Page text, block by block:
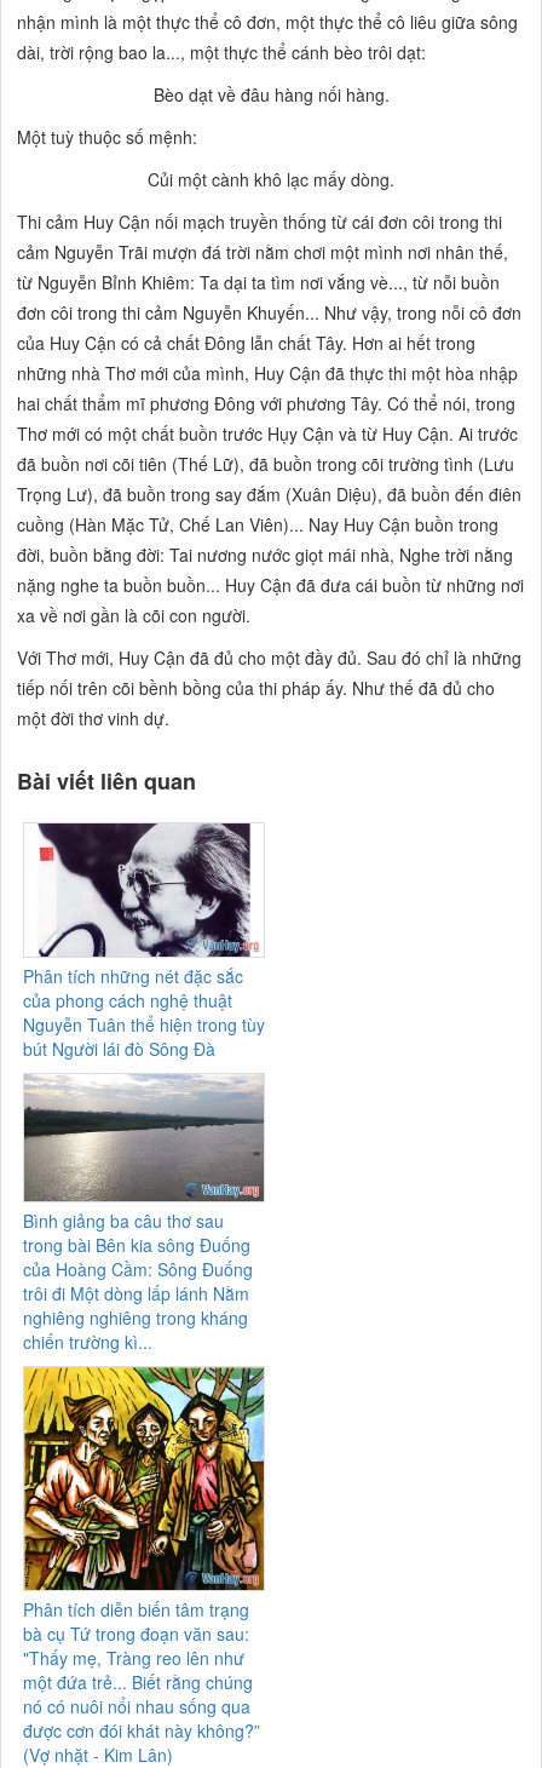
nhận mình là mộtthực thể cô đơn, một thực thể cô liêu giữa sông
dài, trời rộng bao la..., một thực thể cánh bèo trôi dạt:
Bèo dạt về đâu hàng nối hàng.
Một tuỳ thuộc số mệnh:
Củi một cành khô lạc mấy dòng.
Thi cảm Huy Cận nối mạch truyền thống từ cái đơn côi trong thi
cảm Nguyễn Trãi mượn đá trời nằm chơi một mình nơi nhân thế,
từ Nguyễn Bỉnh Khiêm:Ta dại ta tìm nơi vắng vè..., từ nỗi buồn
đơn côi trong thi cảm Nguyễn Khuyến... Như vậy, trong nỗi cô đơn
của Huy Cận có cả chất Đông lẫn chất Tây. Hơn ai hết trong
những nhà Thơ mới của mình, Huy Cận đã thực thi một hòa nhập
hai chất thẩm mĩ phương Đông với phương Tây. Có thể nói, trong
Thơ mới có một chất buồn trước Hụy Cận và từ Huy Cận.Ai trước
đã buồn nơi cõi tiên (Thế Lữ),đã buồn trong cõi trường tình (Lưu
Trọng Lư),đã buồn trong say đắm (Xuân Diệu),đã buồn đến điên
cuồng (Hàn Mặc Tử, Chế Lan Viên)... Nay Huy Cận buồn trong
đời, buồn bằng đời:Tai nương nước giọt mái nhà, Nghe trời nằng
nặng nghe ta buồn buồn... Huy Cận đã đưa cái buồn từ những nơi
xa về nơi gần là cõi con người.
Với Thơ mới, Huy Cận đã đủ cho một đầy đủ. Sau đó chỉ là những
tiếp nối trên cõi bềnh bồng của thi pháp ấy. Như thế đã đủ cho
một đời thơ vinh dự.
Bài viết liên quan
Phân tích những nét đặc sắc
của phong cách nghệ thuật
Nguyễn Tuân thể hiện trong tùy
bút Người lái đò Sông Đà
Bình giảng ba câu thơ sau
trong bài Bên kia sông Đuống
của Hoàng Cầm: Sông Đuống
trôi đi Một dòng lấp lánh Nằm
nghiêng nghiêng trong kháng
chiến trường kì...
Phân tích diễn biến tâm trạng
bà cụ Tứ trong đoạn văn sau:
"Thấy mẹ, Tràng reo lên như
một đứa trẻ... Biết rằng chúng
nó có nuôi nổi nhau sống qua
được cơn đói khát này không?”
(Vợ nhặt - Kim Lân)